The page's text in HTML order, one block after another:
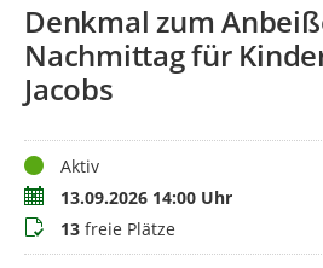
Denkmal zum
Nachmittag für
Jacobs
StatusAktiv
Termin13.09.2026 14:00 Uhr
Buchungsstatus
13 freie Plätze